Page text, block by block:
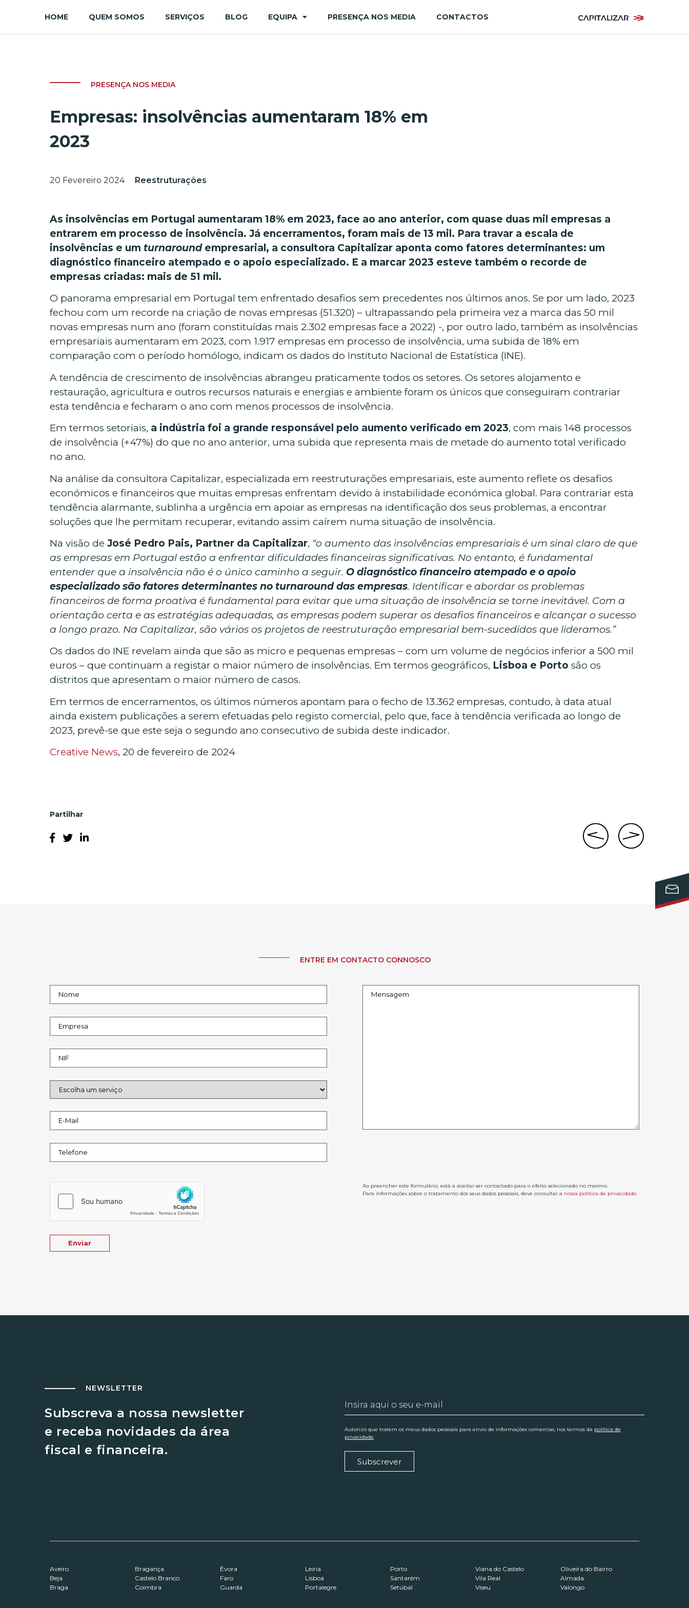
HOME QUEM SOMOS SERVIÇOS BLOG EQUIPA PRESENÇA NOS MEDIA CONTACTOS
PRESENÇA NOS MEDIA
Empresas: insolvências aumentaram 18% em
2023
20 Fevereiro 2024 Reestruturações
As insolvências em Portugal aumentaram 18% em 2023, face ao ano anterior, com quase duas mil empresas a
entrarem em processo de insolvência. Já encerramentos, foram mais de 13 mil. Para travar a escala de
insolvências e um turnaroundempresarial, a consultora Capitalizar aponta como fatores determinantes: um
diagnóstico financeiro atempado e o apoio especializado. E a marcar 2023 esteve também o recorde de
empresas criadas: mais de 51 mil.
O panorama empresarial em Portugal tem enfrentado desafios sem precedentes nos últimos anos. Se por um lado, 2023
fechou com um recorde na criação de novas empresas (51.320) – ultrapassando pela primeira vez a marca das 50 mil
novas empresas num ano (foram constituídas mais 2.302 empresas face a 2022) -, por outro lado, também as insolvências
empresariais aumentaram em 2023, com 1.917 empresas em processo de insolvência, uma subida de 18% em
comparação com o período homólogo, indicam os dados do Instituto Nacional de Estatística (INE).
A tendência de crescimento de insolvências abrangeu praticamente todos os setores. Os setores alojamento e
restauração, agricultura e outros recursos naturais e energias e ambiente foram os únicos que conseguiram contrariar
esta tendência e fecharam o ano com menos processos de insolvência.
Em termos setoriais, a indústria foi a grande responsável pelo aumento verificado em 2023, com mais 148 processos
de insolvência (+47%) do que no ano anterior, uma subida que representa mais de metade do aumento total verificado
no ano.
Na análise da consultora Capitalizar, especializada em reestruturações empresariais, este aumento reflete os desafios
económicos e financeiros que muitas empresas enfrentam devido à instabilidade económica global. Para contrariar esta
tendência alarmante, sublinha a urgência em apoiar as empresas na identificação dos seus problemas, a encontrar
soluções que lhe permitam recuperar, evitando assim caírem numa situação de insolvência.
Na visão de José Pedro Pais, Partner da Capitalizar, “o aumento das insolvências empresariais é um sinal claro de que
as empresas em Portugal estão a enfrentar dificuldades financeiras significativas. No entanto, é fundamental
entender que a insolvência não é o único caminho a seguir. O diagnóstico financeiro atempado e o apoio
especializado são fatores determinantes no turnaround das empresas. Identificar e abordar os problemas
financeiros de forma proativa é fundamental para evitar que uma situação de insolvência se torne inevitável. Com a
orientação certa e as estratégias adequadas, as empresas podem superar os desafios financeiros e alcançar o sucesso
a longo prazo. Na Capitalizar, são vários os projetos de reestruturação empresarial bem-sucedidos que lideramos.”
Os dados do INE revelam ainda que são as micro e pequenas empresas – com um volume de negócios inferior a 500 mil
euros – que continuam a registar o maior número de insolvências. Em termos geográficos, Lisboa e Porto são os
distritos que apresentam o maior número de casos.
Em termos de encerramentos, os últimos números apontam para o fecho de 13.362 empresas, contudo, à data atual
ainda existem publicações a serem efetuadas pelo registo comercial, pelo que, face à tendência verificada ao longo de
2023, prevê-se que este seja o segundo ano consecutivo de subida deste indicador.
Creative News, 20 de fevereiro de 2024
Partilhar
ENTRE EM CONTACTO CONNOSCO
Ao preencher este formulário, está a aceitar ser contactado para o efeito selecionado no mesmo.
Para informações sobre o tratamento dos seus dados pessoais, deve consultar a nossa política de privacidade.
NEWSLETTER
Subscreva a nossa newsletter
e receba novidades da área
fiscal e financeira.
Autorizo que tratem os meus dados pessoais para envio de informações comercias, nos termos da política de
privacidade.
Subscrever
Aveiro
Beja
Braga
Bragança
Castelo Branco
Coimbra
Évora
Faro
Guarda
Leiria
Lisboa
Portalegre
Porto
Santarém
Setúbal
Viana do Castelo
Vila Real
Viseu
Oliveira do Bairro
Almada
Valongo